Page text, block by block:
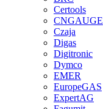
Certools
CNGAUGE
Czaja
Digas
Digitronic
Dymco
EMER
EuropeGAS
ExpertAG